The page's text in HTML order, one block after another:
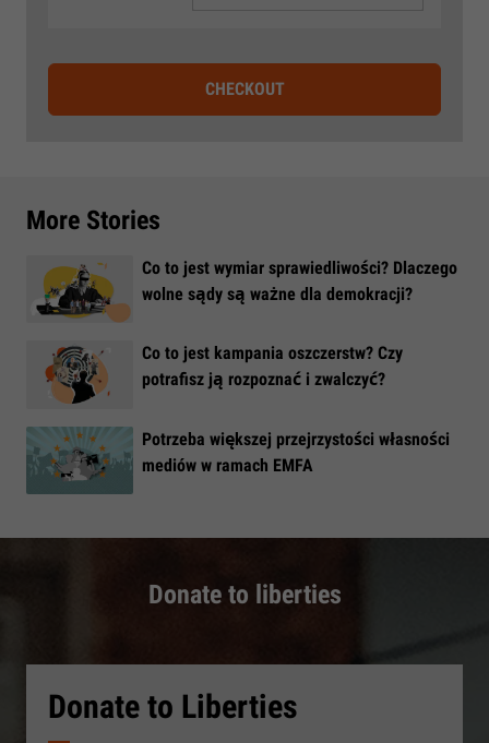
CHECKOUT
More Stories
Co to jest wymiar sprawiedliwości? Dlaczego
wolne sądy są ważne dla demokracji?
​Co to jest kampania oszczerstw? Czy
potrafisz ją rozpoznać i zwalczyć?
​Potrzeba większej przejrzystości własności
mediów w ramach EMFA
Donate to liberties
Donate to Liberties